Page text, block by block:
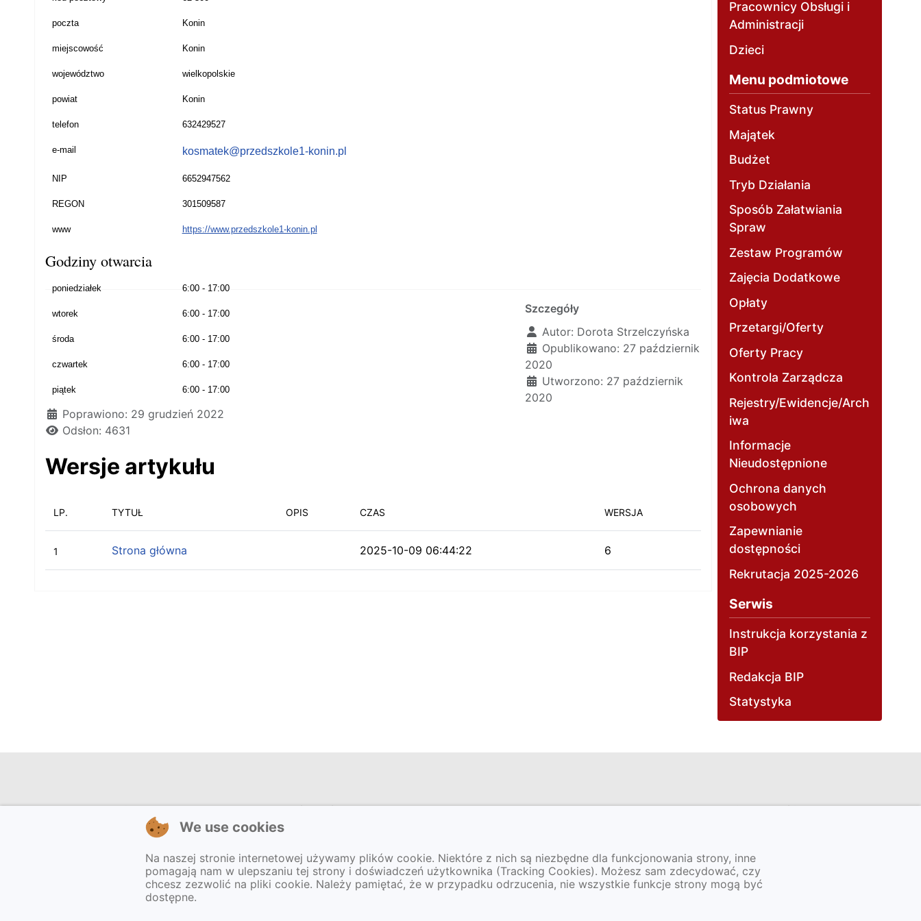
Pracownicy Obsługi i
Administracji
Dzieci
Menu podmiotowe
Status Prawny
Majątek
Budżet
Tryb Działania
Sposób Załatwiania
Spraw
Zestaw Programów
Zajęcia Dodatkowe
Opłaty
Przetargi/Oferty
Oferty Pracy
Kontrola Zarządcza
Rejestry/Ewidencje/Arch
iwa
Informacje
Nieudostępnione
Ochrona danych
osobowych
Zapewnianie
dostępności
Rekrutacja 2025-2026
Serwis
Instrukcja korzystania z
BIP
Redakcja BIP
Statystyka
poczta Konin
miejscowość Konin
województwo wielkopolskie
powiat Konin
telefon 632429527
e-mail kosmatek@przedszkole1-konin.pl
NIP 6652947562
REGON 301509587
www https://www.przedszkole1-konin.pl
Godziny otwarcia
poniedziałek 6:00 - 17:00
wtorek 6:00 - 17:00
środa 6:00 - 17:00
czwartek 6:00 - 17:00
piątek 6:00 - 17:00
Szczegóły
Autor: Dorota Strzelczyńska
Opublikowano: 27 październik
2020
Utworzono: 27 październik
2020
Poprawiono: 29 grudzień 2022
Odsłon: 4631
Wersje artykułu
LP. TYTUŁ OPIS CZAS WERSJA
1 Strona główna 2025-10-09 06:44:22 6
Przedszkole nr 1
Wszelkie prawa zastrzeżone ©.
Lokalizacja
62-500 Konin
Kontakt
Fax: 63 244 15 90
kosmatek@przedszkole1-
Informacje
Dokumenty dostępności
(ETR - Easy to read, Tekst
odczytywany maszynowo,
We use cookies
Na naszej stronie internetowej używamy plików cookie. Niektóre z nich są niezbędne dla funkcjonowania strony, inne
pomagają nam w ulepszaniu tej strony i doświadczeń użytkownika (Tracking Cookies). Możesz sam zdecydować, czy
chcesz zezwolić na pliki cookie. Należy pamiętać, że w przypadku odrzucenia, nie wszystkie funkcje strony mogą być
dostępne.